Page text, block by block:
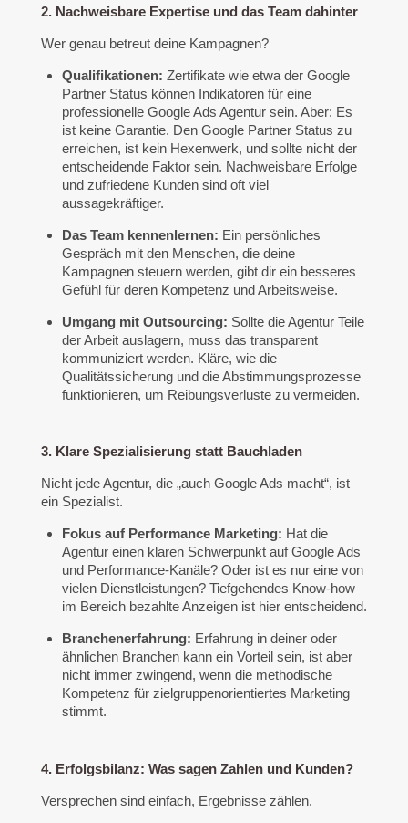
2. Nachweisbare Expertise und das Team dahinter
Wer genau betreut deine Kampagnen?
Qualifikationen: Zertifikate wie etwa der Google
Partner Status können Indikatoren für eine
professionelle Google Ads Agentur sein. Aber: Es
ist keine Garantie. Den Google Partner Status zu
erreichen, ist kein Hexenwerk, und sollte nicht der
entscheidende Faktor sein. Nachweisbare Erfolge
und zufriedene Kunden sind oft viel
aussagekräftiger.
Das Team kennenlernen: Ein persönliches
Gespräch mit den Menschen, die deine
Kampagnen steuern werden, gibt dir ein besseres
Gefühl für deren Kompetenz und Arbeitsweise.
Umgang mit Outsourcing: Sollte die Agentur Teile
der Arbeit auslagern, muss das transparent
kommuniziert werden. Kläre, wie die
Qualitätssicherung und die Abstimmungsprozesse
funktionieren, um Reibungsverluste zu vermeiden.
3. Klare Spezialisierung statt Bauchladen
Nicht jede Agentur, die „auch Google Ads macht“, ist
ein Spezialist.
Fokus auf Performance Marketing: Hat die
Agentur einen klaren Schwerpunkt auf Google Ads
und Performance-Kanäle? Oder ist es nur eine von
vielen Dienstleistungen? Tiefgehendes Know-how
im Bereich bezahlte Anzeigen ist hier entscheidend.
Branchenerfahrung: Erfahrung in deiner oder
ähnlichen Branchen kann ein Vorteil sein, ist aber
nicht immer zwingend, wenn die methodische
Kompetenz für zielgruppenorientiertes Marketing
stimmt.
4. Erfolgsbilanz: Was sagen Zahlen und Kunden?
Versprechen sind einfach, Ergebnisse zählen.